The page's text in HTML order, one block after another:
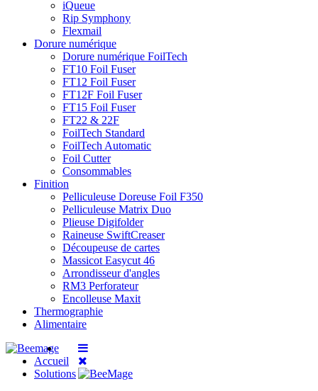
iQueue
Rip Symphony
Flexmail
Dorure numérique
Dorure numérique FoilTech
FT10 Foil Fuser
FT12 Foil Fuser
FT12F Foil Fuser
FT15 Foil Fuser
FT22 & 22F
FoilTech Standard
FoilTech Automatic
Foil Cutter
Consommables
Finition
Pelliculeuse Doreuse Foil F350
Pelliculeuse Matrix Duo
Plieuse Digifolder
Raineuse SwiftCreaser
Découpeuse de cartes
Massicot Easycut 46
Arrondisseur d'angles
RM3 Perforateur
Encolleuse Maxit
Thermographie
Alimentaire
Accueil
Solutions